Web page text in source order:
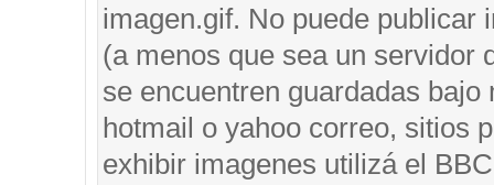
imagen.gif. No puede publicar
(a menos que sea un servidor
se encuentren guardadas
hotmail o yahoo correo, sitios
exhibir imagenes utilizá el